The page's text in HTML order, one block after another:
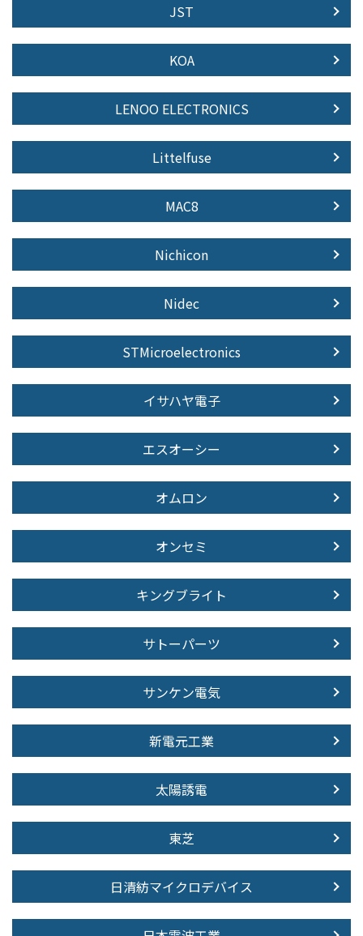
JST
KOA
LENOO ELECTRONICS
Littelfuse
MAC8
Nichicon
Nidec
STMicroelectronics
イサハヤ電子
エスオーシー
オムロン
オンセミ
キングブライト
サトーパーツ
サンケン電気
新電元工業
太陽誘電
東芝
日清紡マイクロデバイス